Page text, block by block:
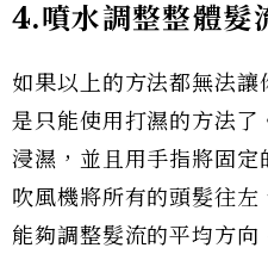
4.噴水調整整體髮
如果以上的方法都無法
是只能使用打濕的方法
浸濕，並且用手指將固
吹風機將所有的頭髮往
能夠調整髮流的平均方向